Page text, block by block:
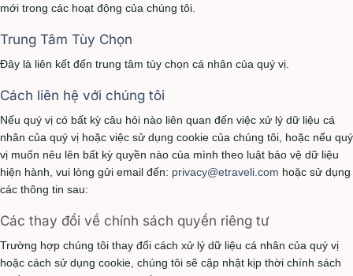
mới trong các hoạt động của chúng tôi.
Trung Tâm Tùy Chọn
Đây là liên kết đến trung tâm tùy chọn cá nhân của quý vị.
Cách liên hệ với chúng tôi
Nếu quý vị có bất kỳ câu hỏi nào liên quan đến việc xử lý dữ liệu cá
nhân của quý vị hoặc việc sử dụng cookie của chúng tôi, hoặc nếu quý
vị muốn nêu lên bất kỳ quyền nào của mình theo luật bảo vệ dữ liệu
hiện hành, vui lòng gửi email đến: privacy@etraveli.com hoặc sử dụng
các thông tin sau:
Các thay đổi về chính sách quyền riêng tư
Trường hợp chúng tôi thay đổi cách xử lý dữ liệu cá nhân của quý vị
hoặc cách sử dụng cookie, chúng tôi sẽ cập nhật kịp thời chính sách